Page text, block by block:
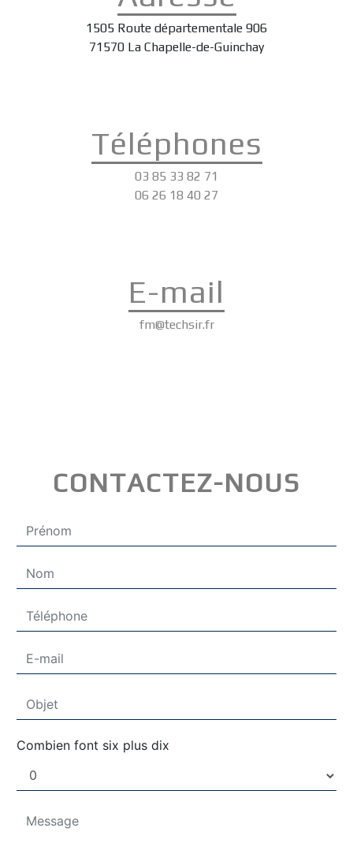
1505 Route départementale 906
71570 La Chapelle-de-Guinchay
Téléphones
03 85 33 82 71
06 26 18 40 27
E-mail
fm@techsir.fr
CONTACTEZ-NOUS
Combien font six plus dix